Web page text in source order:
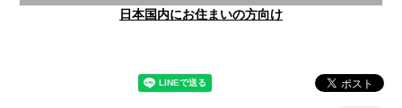
日本国内にお住まいの方向け